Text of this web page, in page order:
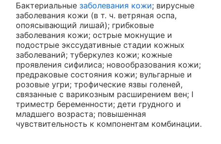
Бактериальные заболевания кожи; вирусные
заболевания кожи (в т. ч. ветряная оспа,
опоясывающий лишай); грибковые
заболевания кожи; острые мокнущие и
подострые экссудативные стадии кожных
заболеваний; туберкулез кожи; кожные
проявления сифилиса; новообразования кожи;
предраковые состояния кожи; вульгарные и
розовые угри; трофические язвы голеней,
связанные с варикозным расширением вен; I
триместр беременности; дети грудного и
младшего возраста; повышенная
чувствительность к компонентам комбинации.